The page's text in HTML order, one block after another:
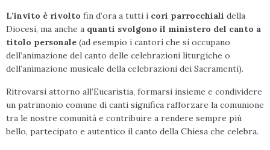
L’invito è rivolto fin d’ora a tutti i cori parrocchiali della
Diocesi, ma anche a quanti svolgono il ministero del canto a
titolo personale (ad esempio i cantori che si occupano
dell’animazione del canto delle celebrazioni liturgiche o
dell’animazione musicale della celebrazioni dei Sacramenti).
Ritrovarsi attorno all’Eucaristia, formarsi insieme e condividere
un patrimonio comune di canti significa rafforzare la comunione
tra le nostre comunità e contribuire a rendere sempre più
bello, partecipato e autentico il canto della Chiesa che celebra.